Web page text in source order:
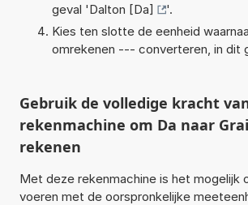
geval 'Dalton [Da]
'.
Kies ten slotte de eenheid
omrekenen --- converteren, in dit
Gebruik de volledige kracht
rekenmachine om Da naar
rekenen
Met deze rekenmachine is het mogelijk
voeren met de oorspronkelijke